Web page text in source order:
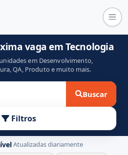
vaga em Tecnologia
em Desenvolvimento,
QA, Produto e muito mais.
Buscar
Filtros
·Atualizadas diariamente